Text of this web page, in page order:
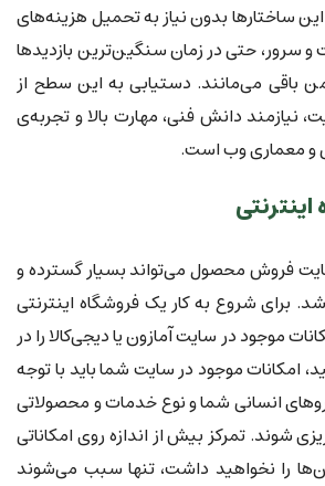
این ساختارها بدون نیاز به تحمیل هزینه‌های
و سرور، حتی در زمان سنگین‌ترین بازدیدها
باقی می‌مانند. دستیابی به این سطح از
نیازمند دانش فنی، مهارت بالا و تجربه‌ی
و معماری وب است.
فروش محصول می‌تواند بسیار گسترده و
برای شروع به کار یک فروشگاه اینترنتی
موجود در سایت آمازون یا دیجی‌کالا را در
امکانات موجود در سایت شما باید با توجه
انسانی شما و نوع خدمات و محصولاتی
شوند. تمرکز بیش از اندازه روی امکاناتی
آن‌ها را نخواهید داشت، تنها سبب می‌شوند